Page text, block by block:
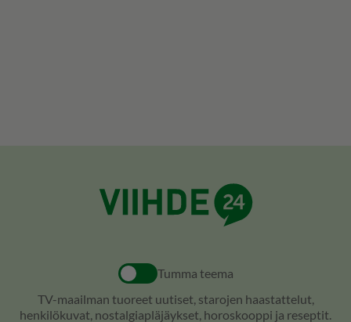
Tumma teema
TV-maailman tuoreet uutiset, starojen haastattelut,
henkilökuvat, nostalgiapläjäykset, horoskooppi ja reseptit.